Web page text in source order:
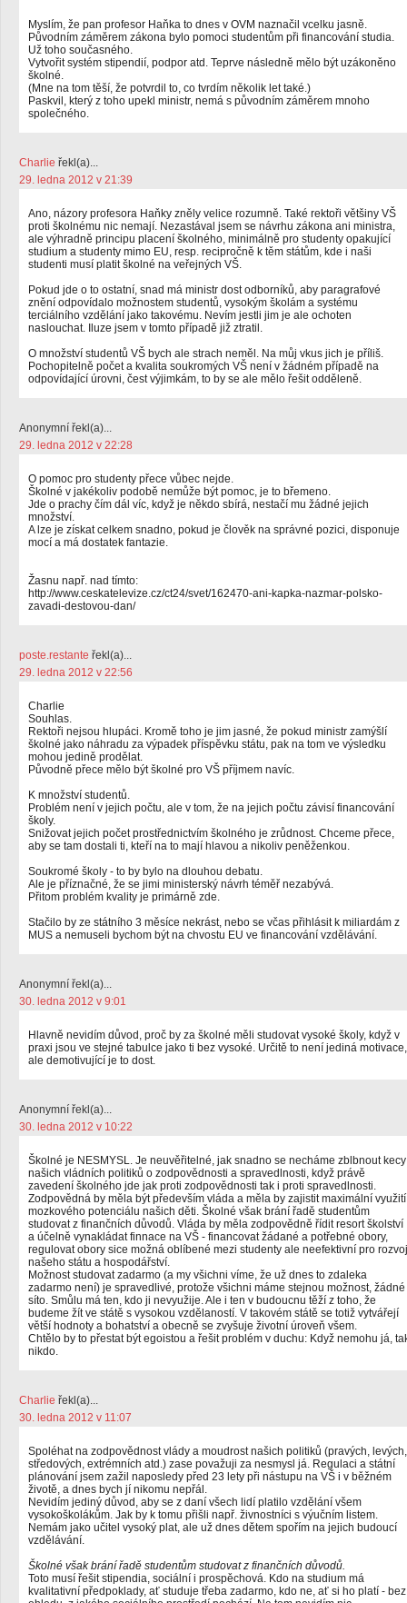
Myslím, že pan profesor Haňka to dnes v OVM naznačil vcelku jasně.
Původním záměrem zákona bylo pomoci studentům při financování studia.
Už toho současného.
Vytvořit systém stipendií, podpor atd. Teprve následně mělo být uzákoněno
školné.
(Mne na tom těší, že potvrdil to, co tvrdím několik let také.)
Paskvil, který z toho upekl ministr, nemá s původním záměrem mnoho
společného.
Charlie řekl(a)...
29. ledna 2012 v 21:39
Ano, názory profesora Haňky zněly velice rozumně. Také rektoři většiny VŠ
proti školnému nic nemají. Nezastával jsem se návrhu zákona ani ministra,
ale výhradně principu placení školného, minimálně pro studenty opakující
studium a studenty mimo EU, resp. recipročně k těm státům, kde i naši
studenti musí platit školné na veřejných VŠ.
Pokud jde o to ostatní, snad má ministr dost odborníků, aby paragrafové
znění odpovídalo možnostem studentů, vysokým školám a systému
terciálního vzdělání jako takovému. Nevím jestli jim je ale ochoten
naslouchat. Iluze jsem v tomto případě již ztratil.
O množství studentů VŠ bych ale strach neměl. Na můj vkus jich je příliš.
Pochopitelně počet a kvalita soukromých VŠ není v žádném případě na
odpovídající úrovni, čest výjimkám, to by se ale mělo řešit odděleně.
Anonymní řekl(a)...
29. ledna 2012 v 22:28
O pomoc pro studenty přece vůbec nejde.
Školné v jakékoliv podobě nemůže být pomoc, je to břemeno.
Jde o prachy čím dál víc, když je někdo sbírá, nestačí mu žádné jejich
množství.
A lze je získat celkem snadno, pokud je člověk na správné pozici, disponuje
mocí a má dostatek fantazie.
Žasnu např. nad tímto:
http://www.ceskatelevize.cz/ct24/svet/162470-ani-kapka-nazmar-polsko-
zavadi-destovou-dan/
poste.restante řekl(a)...
29. ledna 2012 v 22:56
Charlie
Souhlas.
Rektoři nejsou hlupáci. Kromě toho je jim jasné, že pokud ministr zamýšlí
školné jako náhradu za výpadek příspěvku státu, pak na tom ve výsledku
mohou jedině prodělat.
Původně přece mělo být školné pro VŠ příjmem navíc.
K množství studentů.
Problém není v jejich počtu, ale v tom, že na jejich počtu závisí financování
školy.
Snižovat jejich počet prostřednictvím školného je zrůdnost. Chceme přece,
aby se tam dostali ti, kteří na to mají hlavou a nikoliv peněženkou.
Soukromé školy - to by bylo na dlouhou debatu.
Ale je příznačné, že se jimi ministerský návrh téměř nezabývá.
Přitom problém kvality je primárně zde.
Stačilo by ze státního 3 měsíce nekrást, nebo se včas přihlásit k miliardám z
MUS a nemuseli bychom být na chvostu EU ve financování vzdělávání.
Anonymní řekl(a)...
30. ledna 2012 v 9:01
Hlavně nevidím důvod, proč by za školné měli studovat vysoké školy, když v
praxi jsou ve stejné tabulce jako ti bez vysoké. Určitě to není jediná motivace,
ale demotivující je to dost.
Anonymní řekl(a)...
30. ledna 2012 v 10:22
Školné je NESMYSL. Je neuvěřitelné, jak snadno se necháme zblbnout kecy
našich vládních politiků o zodpovědnosti a spravedlnosti, když právě
zavedení školného jde jak proti zodpovědnosti tak i proti spravedlnosti.
Zodpovědná by měla být především vláda a měla by zajistit maximální využití
mozkového potenciálu našich děti. Školné však brání řadě studentům
studovat z finančních důvodů. Vláda by měla zodpovědně řídit resort školství
a účelně vynakládat finnace na VŠ - financovat žádané a potřebné obory,
regulovat obory sice možná oblíbené mezi studenty ale neefektivní pro rozvoj
našeho státu a hospodářství.
Možnost studovat zadarmo (a my všichni víme, že už dnes to zdaleka
zadarmo není) je spravedlivé, protože všichni máme stejnou možnost, žádné
síto. Smůlu má ten, kdo ji nevyužije. Ale i ten v budoucnu těží z toho, že
budeme žít ve státě s vysokou vzdělaností. V takovém státě se totiž vytvářejí
větší hodnoty a bohatství a obecně se zvyšuje životní úroveň všem.
Chtělo by to přestat být egoistou a řešit problém v duchu: Když nemohu já,
nikdo.
Charlie řekl(a)...
30. ledna 2012 v 11:07
Spoléhat na zodpovědnost vlády a moudrost našich politiků (pravých, levých,
středových, extrémních atd.) zase považuji za nesmysl já. Regulaci a státní
plánování jsem zažil naposledy před 23 lety při nástupu na VŠ i v běžném
životě, a dnes bych jí nikomu nepřál.
Nevidím jediný důvod, aby se z daní všech lidí platilo vzdělání všem
vysokoškolákům. Jak by k tomu přišli např. živnostníci s výučním listem.
Nemám jako učitel vysoký plat, ale už dnes dětem spořím na jejich budoucí
vzdělávání.
Školné však brání řadě studentům studovat z finančních důvodů.
Toto musí řešit stipendia, sociální i prospěchová. Kdo na studium má
kvalitativní předpoklady, ať studuje třeba zadarmo, kdo ne, ať si ho platí - bez